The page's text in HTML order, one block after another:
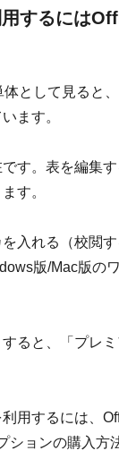
するには
として見ると、
ます。
す。表を編集す
す。
入れる（校閲す
版/Mac版の
ると、「プレ
用するには、
ションの購入方